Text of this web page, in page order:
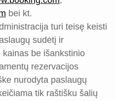
bei kt.
turi teisę keisti
sudėtį ir
be išankstinio
rezervacijos
nurodyta paslaugų
tik raštišku šalių